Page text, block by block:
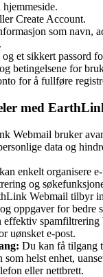
Create Account.
som navn,
et sikkert passord
betingelsene for
for å fullføre
med
Webmail bruker
data og
enkelt organisere
og
Webmail tilbyr
oppgaver for bedre
effektiv spamfiltrering
uønsket e-post.
Du kan få tilgang
helst enhet,
eller nettbrett.